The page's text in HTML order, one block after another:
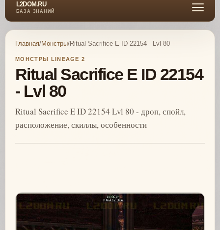
L2DOM.RU
БАЗА ЗНАНИЙ
Главная/Монстры/Ritual Sacrifice E ID 22154 - Lvl 80
МОНСТРЫ LINEAGE 2
Ritual Sacrifice E ID 22154
- Lvl 80
Ritual Sacrifice E ID 22154 Lvl 80 - дроп, спойл,
расположение, скиллы, особенности